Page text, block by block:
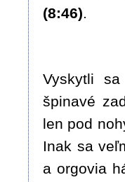
(8:46).
Vyskytli
špinavé
len pod
Inak sa
a orgovia